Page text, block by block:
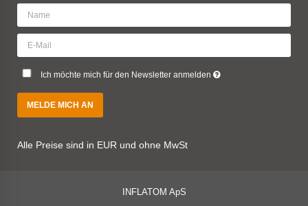
Ich möchte mich für den Newsletter anmelden
MELDE MICH AN
Alle Preise sind in EUR und ohne MwSt
INFLATOM ApS